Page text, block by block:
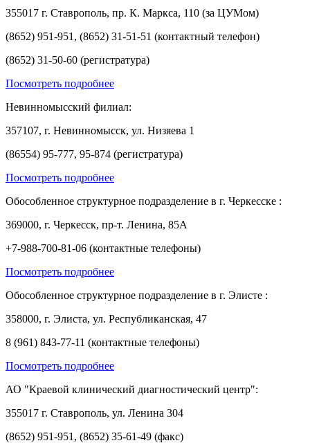
355017 г. Ставрополь, пр. К. Маркса, 110 (за ЦУМом)
(8652) 951-951, (8652) 31-51-51 (контактный телефон)
(8652) 31-50-60 (регистратура)
Посмотреть подробнее
Невинномысский филиал:
357107, г. Невинномысск, ул. Низяева 1
(86554) 95-777, 95-874 (регистратура)
Посмотреть подробнее
Обособленное структурное подразделение в г. Черкесске :
369000, г. Черкесск, пр-т. Ленина, 85А
+7-988-700-81-06 (контактные телефоны)
Посмотреть подробнее
Обособленное структурное подразделение в г. Элисте :
358000, г. Элиста, ул. Республиканская, 47
8 (961) 843-77-11 (контактные телефоны)
Посмотреть подробнее
АО "Краевой клинический диагностический центр":
355017 г. Ставрополь, ул. Ленина 304
(8652) 951-951, (8652) 35-61-49 (факс)